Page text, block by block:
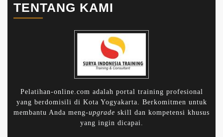
TENTANG KAMI
Pelatihan-online.com adalah portal training profesional
yang berdomisili di Kota Yogyakarta. Berkomitmen untuk
membantu Anda meng-upgrade skill dan kompetensi khusus
yang ingin dicapai.